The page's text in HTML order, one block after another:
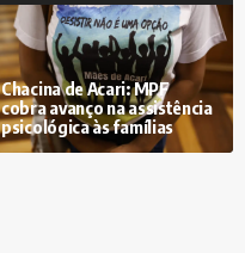
Chacina de Acari: MPF
cobra avanço na assistência
psicológica às famílias